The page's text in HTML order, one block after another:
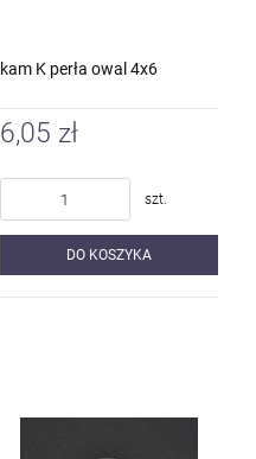
kam K perła owal 4x6
6,05 zł
szt.
DO KOSZYKA